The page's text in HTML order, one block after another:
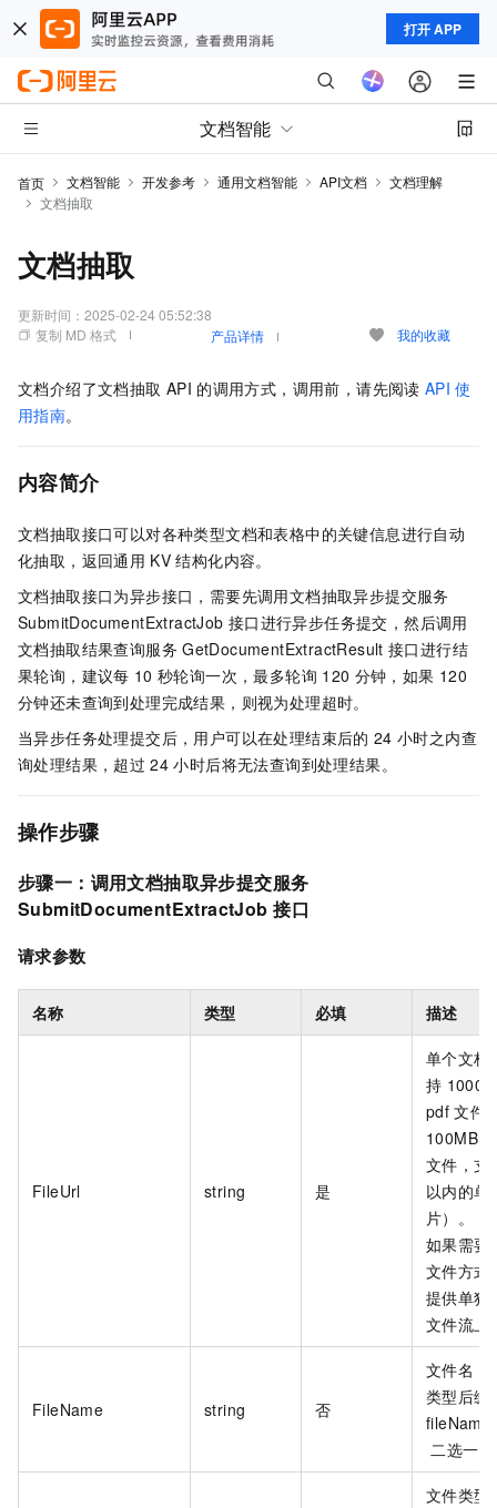
打开 APP
文档智能
首页 文档智能 开发参考 通用文档智能 API文档
文档理解
文档抽取
文档抽取
更新时间： 2025-02-24 05:52:38
复制 MD 格式
产品详情 我的收藏
文档介绍了文档抽取 API 的调用方式，调用前，请先阅读 API 使
用指南。
内容简介
文档抽取接口可以对各种类型文档和表格中的关键信息进行自动
化抽取，返回通用 KV 结构化内容。
文档抽取接口为异步接口，需要先调用文档抽取异步提交服务
SubmitDocumentExtractJob 接口进行异步任务提交，然后调用
文档抽取结果查询服务 GetDocumentExtractResult 接口进行结
果轮询，建议每 10 秒轮询一次，最多轮询 120 分钟，如果 120
分钟还未查询到处理完成结果，则视为处理超时。
当异步任务处理提交后，用户可以在处理结束后的 24 小时之内查
询处理结果，超过 24 小时后将无法查询到处理结果。
操作步骤
步骤一：调用文档抽取异步提交服务
SubmitDocumentExtractJob 接口
请求参数
名称 类型 必填 描述
FileUrl string 是
单个文档
持 1000
pdf 文件
100MB
文件，支
以内的单
片）。
如果需要
文件方式
提供单独
文件流上
FileName string 否
文件名，
类型后缀
二选一。
文件类型